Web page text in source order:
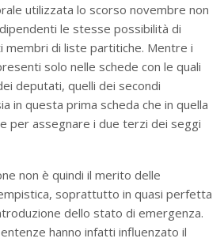
utilizzata lo scorso novembre non
le stesse possibilità di
membri di liste partitiche. Mentre i
solo nelle schede con le quali
deputati, quelli dei secondi
in questa prima scheda che in quella
per assegnare i due terzi dei seggi
non è quindi il merito delle
soprattutto in quasi perfetta
dello stato di emergenza.
hanno infatti influenzato il